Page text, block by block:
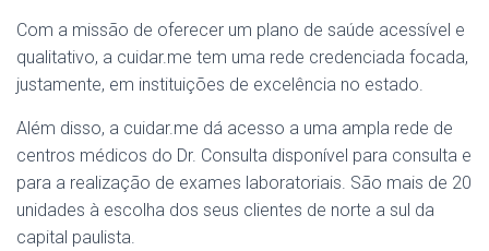
Com a missão de oferecer um plano de saúde acessível e
qualitativo, a cuidar.me tem uma rede credenciada focada,
justamente, em instituições de excelência no estado.
Além disso, a cuidar.me dá acesso a uma ampla rede de
centros médicos do Dr. Consulta disponível para consulta e
para a realização de exames laboratoriais. São mais de 20
unidades à escolha dos seus clientes de norte a sul da
capital paulista.